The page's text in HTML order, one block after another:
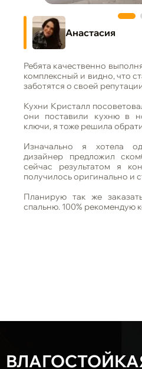
Анастасия
Ребята качественно
комплексный и видно, что
заботятся о своей
Кухни Кристалл
они поставили кухню в
ключи, я тоже решила
Изначально я хотела
дизайнер предложил
сейчас результатом я
получилось оригинально и
Планирую так же
спальню. 100% рекомендую